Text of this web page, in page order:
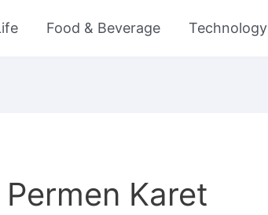
Food & Beverage Technology
Karet